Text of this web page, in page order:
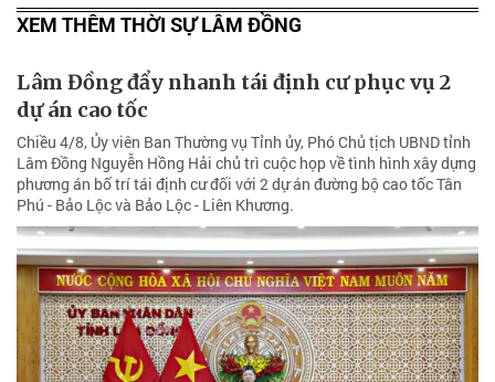
XEM THÊM THỜI SỰ LÂM ĐỒNG
Lâm Đồng đẩy nhanh tái định cư phục vụ 2
dự án cao tốc
Chiều 4/8, Ủy viên Ban Thường vụ Tỉnh ủy, Phó Chủ tịch UBND tỉnh
Lâm Đồng Nguyễn Hồng Hải chủ trì cuộc họp về tình hình xây dựng
phương án bố trí tái định cư đối với 2 dự án đường bộ cao tốc Tân
Phú - Bảo Lộc và Bảo Lộc - Liên Khương.